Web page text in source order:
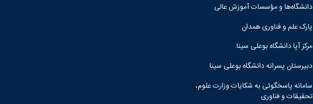
دانشگاه‌ها و مؤسسات آموزش عالی
پارک علم و فناوری همدان
مرکز آپا دانشگاه بوعلی سینا
دبیرستان پسرانه دانشگاه بوعلی سینا
سامانه پاسخگوئی به شکایات وزارت علوم،
تحقیقات و فناوری